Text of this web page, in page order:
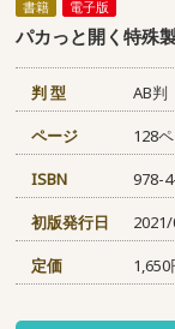
書籍 電子版
パカっと開く特殊
判 型
AB判
ページ
128
ISBN
978-
初版発行日
定価
1,650